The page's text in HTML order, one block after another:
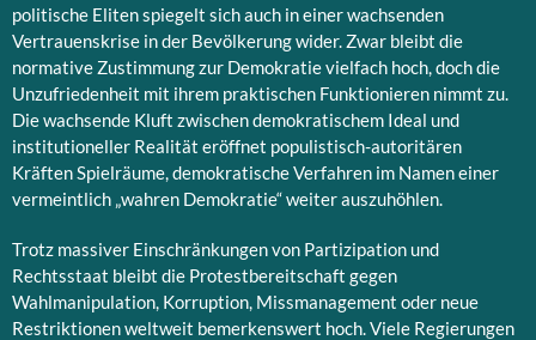
politische Eliten spiegelt sich auch in einer wachsenden
Vertrauenskrise in der Bevölkerung wider. Zwar bleibt die
normative Zustimmung zur Demokratie vielfach hoch, doch die
Unzufriedenheit mit ihrem praktischen Funktionieren nimmt zu.
Die wachsende Kluft zwischen demokratischem Ideal und
institutioneller Realität eröffnet populistisch-autoritären
Kräften Spielräume, demokratische Verfahren im Namen einer
vermeintlich „wahren Demokratie“ weiter auszuhöhlen.
Trotz massiver Einschränkungen von Partizipation und
Rechtsstaat bleibt die Protestbereitschaft gegen
Wahlmanipulation, Korruption, Missmanagement oder neue
Restriktionen weltweit bemerkenswert hoch. Viele Regierungen